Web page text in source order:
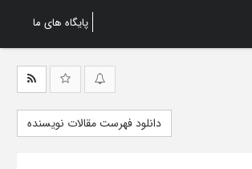
پایگاه های ما
دانلود فهرست مقالات نویسنده